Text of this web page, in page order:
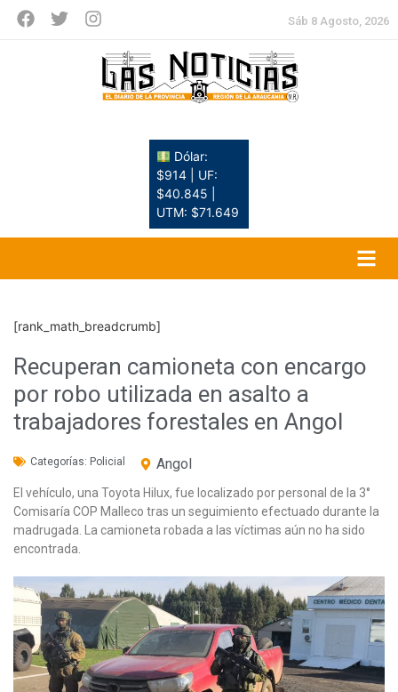
Sáb 8 Agosto, 2026
Dólar:
$914 | UF:
$40.845 |
UTM: $71.649
[rank_math_breadcrumb]
Recuperan camioneta con encargo
por robo utilizada en asalto a
trabajadores forestales en Angol
Categorías: Policial Angol
El vehículo, una Toyota Hilux, fue localizado por personal de la 3°
Comisaría COP Malleco tras un seguimiento efectuado durante la
madrugada. La camioneta robada a las víctimas aún no ha sido
encontrada.